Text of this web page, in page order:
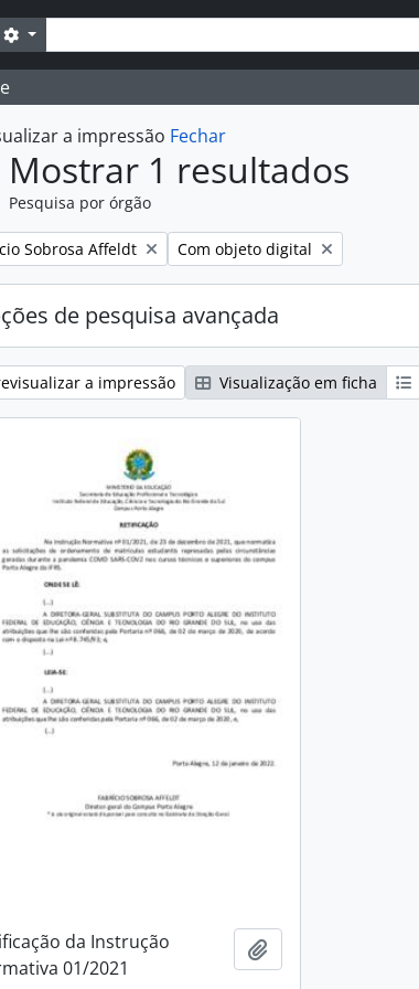
Opções de busca
a impressão Fechar
Mostrar 1 resultados
Pesquisa por órgão
filtro:
Sobrosa Affeldt Remover filtro:
Com objeto digital
de pesquisa avançada
a impressão Visualização em ficha
da Instrução
01/2021